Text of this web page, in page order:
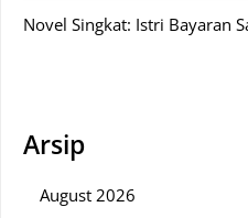
Novel Singkat: Istri Bayaran
Arsip
August 2026